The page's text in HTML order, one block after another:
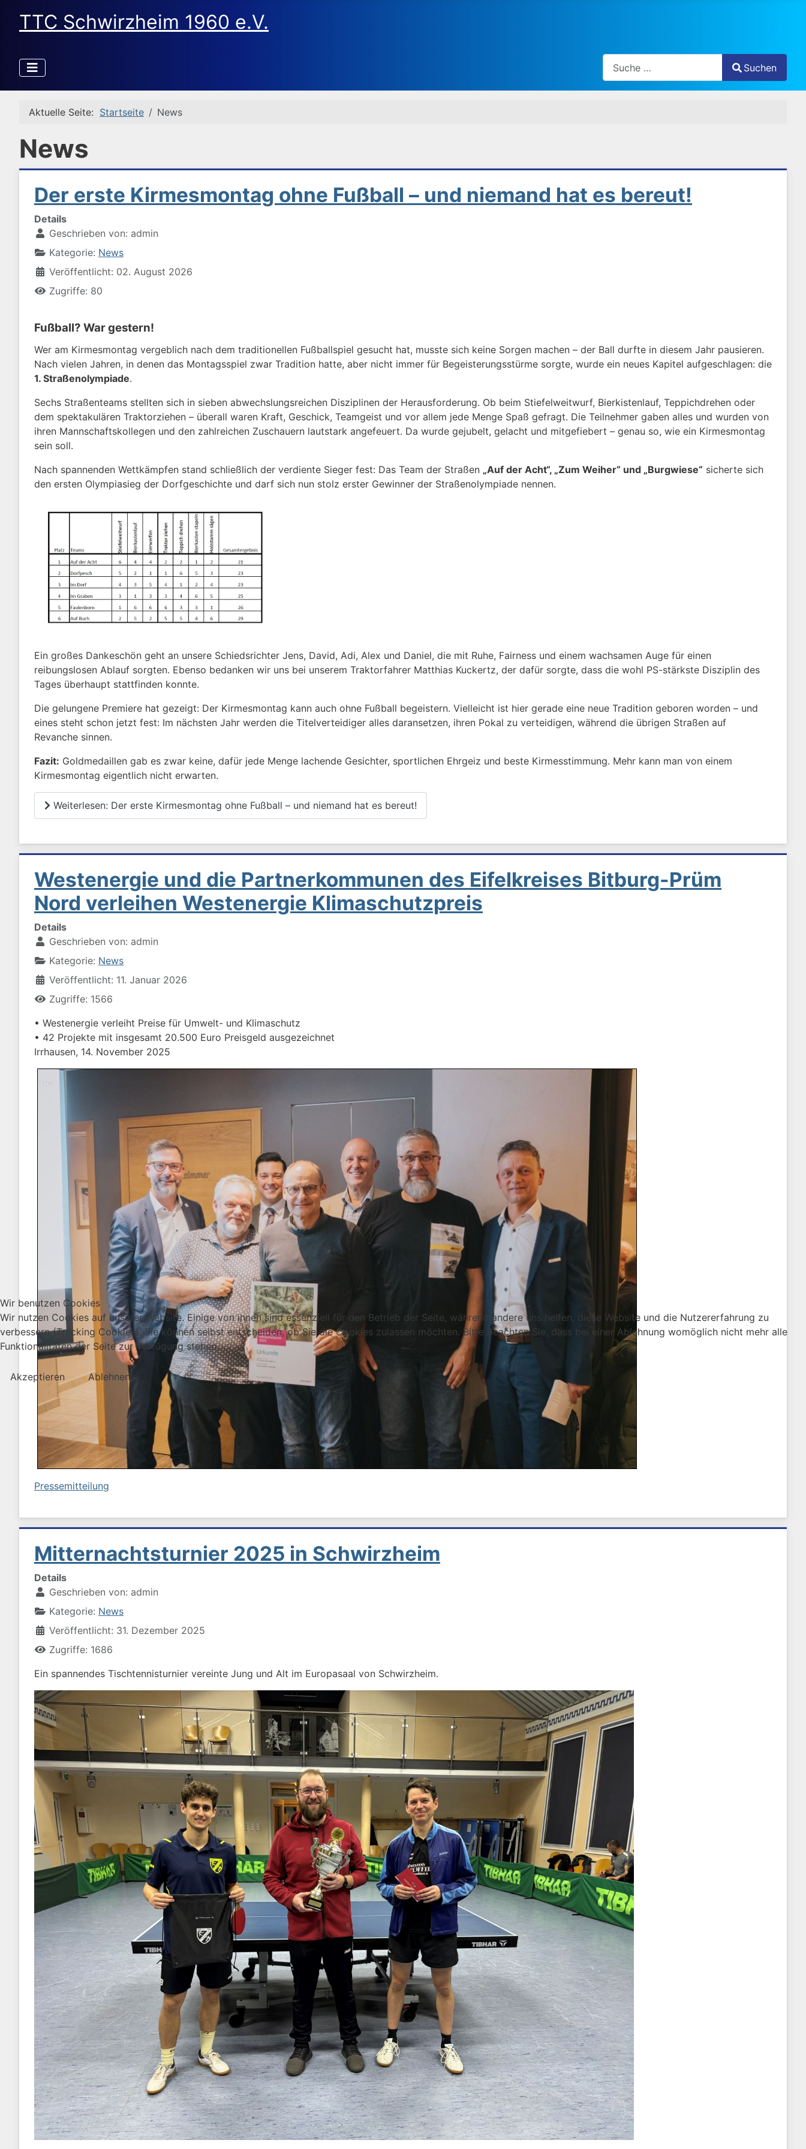
TTC Schwirzheim 1960 e.V.
Type 2 or more characters for results.
Suchen
Aktuelle Seite: Startseite News
News
Der erste Kirmesmontag ohne Fußball – und niemand hat es bereut!
Details
Geschrieben von: admin
Kategorie: News
Veröffentlicht: 02. August 2026
Zugriffe: 80
Fußball? War gestern!
Wer am Kirmesmontag vergeblich nach dem traditionellen Fußballspiel gesucht hat, musste sich keine Sorgen machen – der Ball durfte in diesem Jahr pausieren.
Nach vielen Jahren, in denen das Montagsspiel zwar Tradition hatte, aber nicht immer für Begeisterungsstürme sorgte, wurde ein neues Kapitel aufgeschlagen: die
1. Straßenolympiade.
Sechs Straßenteams stellten sich in sieben abwechslungsreichen Disziplinen der Herausforderung. Ob beim Stiefelweitwurf, Bierkistenlauf, Teppichdrehen oder
dem spektakulären Traktorziehen – überall waren Kraft, Geschick, Teamgeist und vor allem jede Menge Spaß gefragt. Die Teilnehmer gaben alles und wurden von
ihren Mannschaftskollegen und den zahlreichen Zuschauern lautstark angefeuert. Da wurde gejubelt, gelacht und mitgefiebert – genau so, wie ein Kirmesmontag
sein soll.
Nach spannenden Wettkämpfen stand schließlich der verdiente Sieger fest: Das Team der Straßen „Auf der Acht“, „Zum Weiher“ und „Burgwiese“ sicherte sich
den ersten Olympiasieg der Dorfgeschichte und darf sich nun stolz erster Gewinner der Straßenolympiade nennen.
Ein großes Dankeschön geht an unsere Schiedsrichter Jens, David, Adi, Alex und Daniel, die mit Ruhe, Fairness und einem wachsamen Auge für einen
reibungslosen Ablauf sorgten. Ebenso bedanken wir uns bei unserem Traktorfahrer Matthias Kuckertz, der dafür sorgte, dass die wohl PS-stärkste Disziplin des
Tages überhaupt stattfinden konnte.
Die gelungene Premiere hat gezeigt: Der Kirmesmontag kann auch ohne Fußball begeistern. Vielleicht ist hier gerade eine neue Tradition geboren worden – und
eines steht schon jetzt fest: Im nächsten Jahr werden die Titelverteidiger alles daransetzen, ihren Pokal zu verteidigen, während die übrigen Straßen auf
Revanche sinnen.
Fazit: Goldmedaillen gab es zwar keine, dafür jede Menge lachende Gesichter, sportlichen Ehrgeiz und beste Kirmesstimmung. Mehr kann man von einem
Kirmesmontag eigentlich nicht erwarten.
Weiterlesen: Der erste Kirmesmontag ohne Fußball – und niemand hat es bereut!
Westenergie und die Partnerkommunen des Eifelkreises Bitburg-Prüm
Nord verleihen Westenergie Klimaschutzpreis
Details
Geschrieben von: admin
Kategorie: News
Veröffentlicht: 11. Januar 2026
Zugriffe: 1566
• Westenergie verleiht Preise für Umwelt- und Klimaschutz
• 42 Projekte mit insgesamt 20.500 Euro Preisgeld ausgezeichnet
Irrhausen, 14. November 2025
Pressemitteilung
Mitternachtsturnier 2025 in Schwirzheim
Details
Geschrieben von: admin
Kategorie: News
Veröffentlicht: 31. Dezember 2025
Zugriffe: 1686
Ein spannendes Tischtennisturnier vereinte Jung und Alt im Europasaal von Schwirzheim.
Wir benutzen Cookies
Wir nutzen Cookies auf unserer Website. Einige von ihnen sind essenziell für den Betrieb der Seite, während andere uns helfen, diese Website und die Nutzererfahrung zu
verbessern (Tracking Cookies). Sie können selbst entscheiden, ob Sie die Cookies zulassen möchten. Bitte beachten Sie, dass bei einer Ablehnung womöglich nicht mehr alle
Funktionalitäten der Seite zur Verfügung stehen.
Akzeptieren Ablehnen